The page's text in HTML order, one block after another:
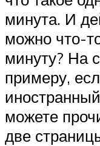
минута. И
можно что-
минуту? На
примеру,
можете
две